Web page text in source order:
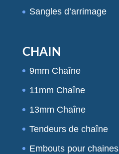
Sangles d’arrimage
CHAIN
9mm Chaîne
11mm Chaîne
13mm Chaîne
Tendeurs de chaîne
Embouts pour chaines